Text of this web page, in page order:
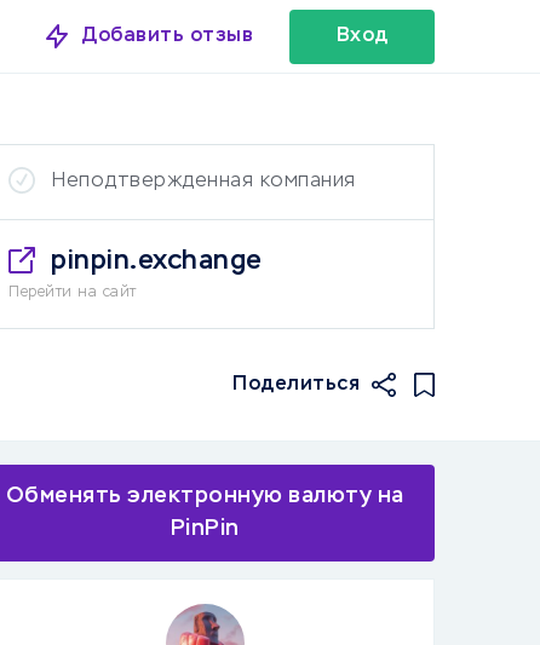
Добавить отзыв Вход
Неподтвержденная компания
pinpin.exchange
Перейти на сайт
Поделиться
Обменять электронную валюту на
PinPin